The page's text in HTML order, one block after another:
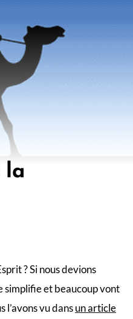
la
? Si nous devions
simplifie et beaucoup vont
vu dansun article